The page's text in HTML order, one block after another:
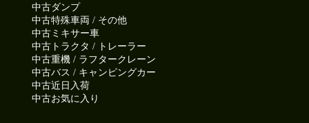
中古ダンプ
中古特殊車両 / その他
中古ミキサー車
中古トラクタ / トレーラー
中古重機 / ラフタークレーン
中古バス / キャンピングカー
中古近日入荷
中古お気に入り